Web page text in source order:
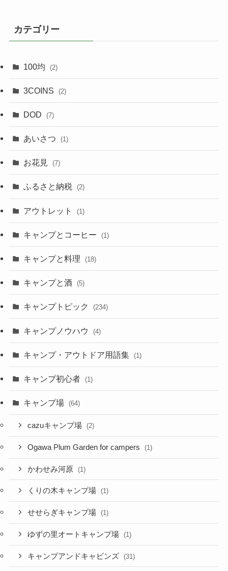
カテゴリー
100均 (2)
3COINS (2)
DOD (7)
あいさつ (1)
お花見 (7)
ふるさと納税 (2)
アウトレット (1)
キャンプとコーヒー (1)
キャンプと料理 (18)
キャンプと酒 (5)
キャンプトピック (234)
キャンプノウハウ (4)
キャンプ・アウトドア用語集 (1)
キャンプ初心者 (1)
キャンプ場 (64)
cazuキャンプ場 (2)
Ogawa Plum Garden for campers (1)
かわせみ河原 (1)
くりの木キャンプ場 (1)
せせらぎキャンプ場 (1)
ゆずの里オートキャンプ場 (1)
キャンプアンドキャビンズ (31)